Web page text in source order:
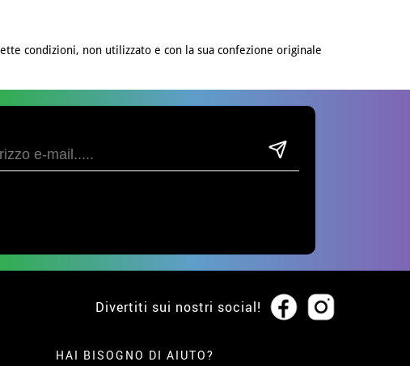
condizioni, non utilizzato e con la sua confezione originale
Divertiti sui nostri social!
HAI BISOGNO DI AIUTO?